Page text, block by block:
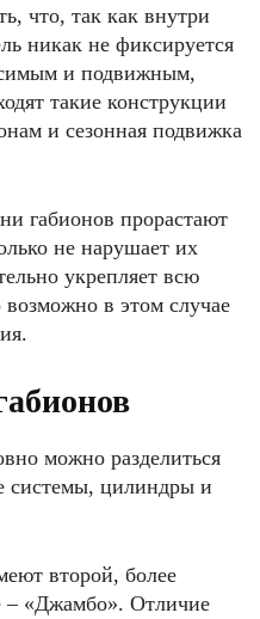
что, так как внутри
никак не фиксируется
и подвижным,
такие конструкции
и сезонная подвижка
габионов прорастают
не нарушает их
укрепляет всю
в этом случае
можно разделиться
системы, цилиндры и
второй, более
– «Джамбо». Отличие